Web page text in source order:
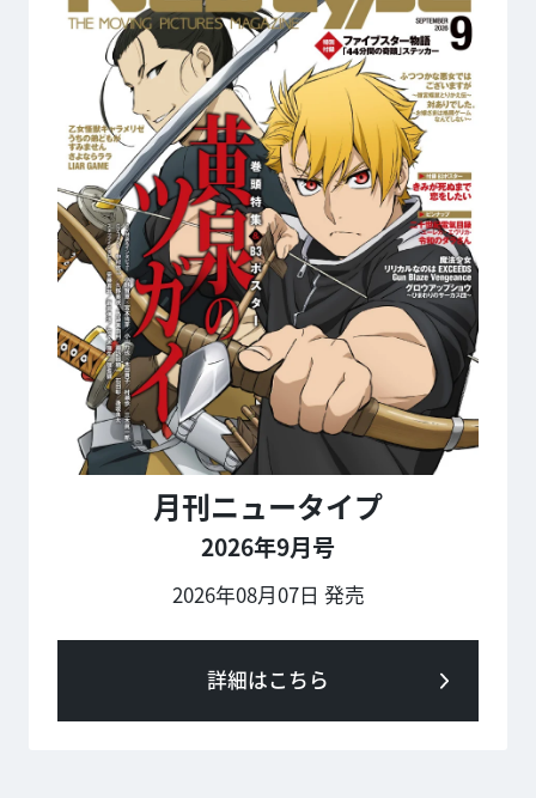
月刊ニュータイプ
2026年9月号
2026年08月07日 発売
詳細はこちら